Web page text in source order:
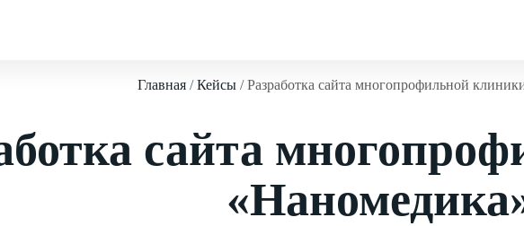
Главная Кейсы Разработка сайта многопрофильной
сайта